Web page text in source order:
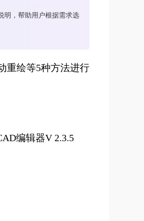
明，帮助用户根据需求选
重绘等5种方法进行
编辑器V 2.3.5